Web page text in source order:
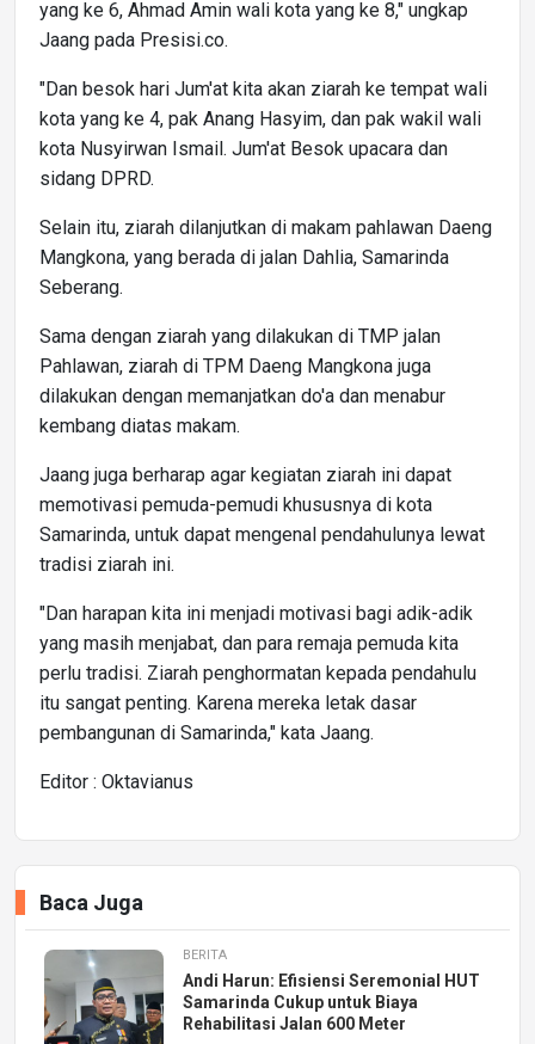
yang ke 6, Ahmad Amin wali kota yang ke 8," ungkap
Jaang pada Presisi.co.
"Dan besok hari Jum'at kita akan ziarah ke tempat wali
kota yang ke 4, pak Anang Hasyim, dan pak wakil wali
kota Nusyirwan Ismail. Jum'at Besok upacara dan
sidang DPRD.
Selain itu, ziarah dilanjutkan di makam pahlawan Daeng
Mangkona, yang berada di jalan Dahlia, Samarinda
Seberang.
Sama dengan ziarah yang dilakukan di TMP jalan
Pahlawan, ziarah di TPM Daeng Mangkona juga
dilakukan dengan memanjatkan do'a dan menabur
kembang diatas makam.
Jaang juga berharap agar kegiatan ziarah ini dapat
memotivasi pemuda-pemudi khususnya di kota
Samarinda, untuk dapat mengenal pendahulunya lewat
tradisi ziarah ini.
"Dan harapan kita ini menjadi motivasi bagi adik-adik
yang masih menjabat, dan para remaja pemuda kita
perlu tradisi. Ziarah penghormatan kepada pendahulu
itu sangat penting. Karena mereka letak dasar
pembangunan di Samarinda," kata Jaang.
Editor : Oktavianus
Baca Juga
BERITA
Andi Harun: Efisiensi Seremonial HUT
Samarinda Cukup untuk Biaya
Rehabilitasi Jalan 600 Meter